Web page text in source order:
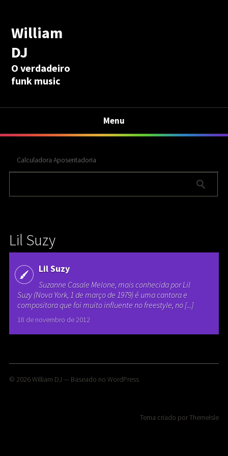
William
DJ
O verdadeiro
funk music
Menu
Calculadora Aposentadoria
Lil Suzy
Lil Suzy
Suzanne Casale Melone, mais conhecida por Lil
Suzy (Nova York, 1 de março de 1979) é uma cantora e
compositora que foi muito influente no freestyle, no [...]
18 de novembro de 2012
© 2026William DJ — Baseado no WordPress
Tema criado porThemeIsle